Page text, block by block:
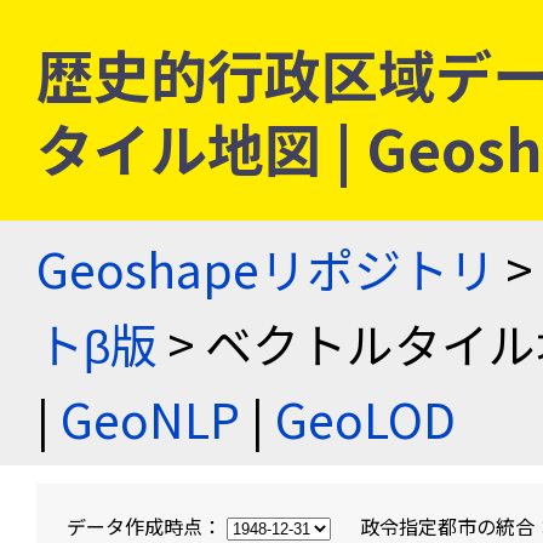
歴史的行政区域デ
タイル地図 |
Geoshapeリポジトリ >
トβ版 > ベクトルタイ
| GeoNLP | GeoLOD
データ作成時点： 政令指定都市の統